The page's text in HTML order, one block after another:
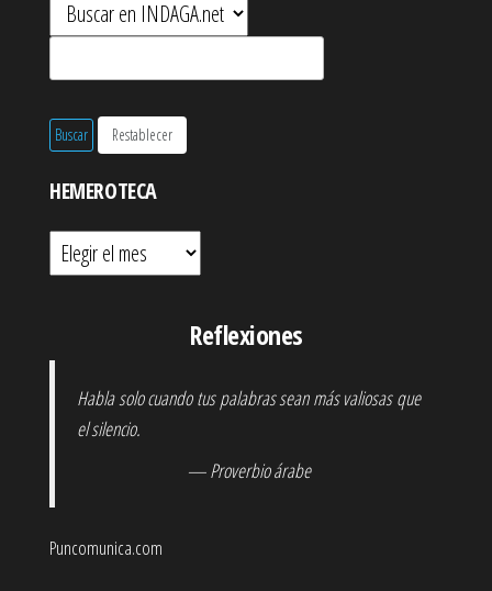
HEMEROTECA
Hemeroteca
Reflexiones
Habla solo cuando tus palabras sean más valiosas que
el silencio.
— Proverbio árabe
Puncomunica.com